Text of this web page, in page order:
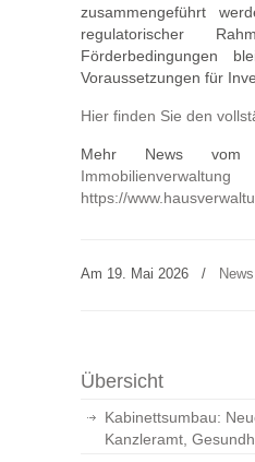
zusammengeführt
regulatorischer
Förderbedingungen
Voraussetzungen für
Hier finden Sie den
Mehr News
Immobilienverwaltung
https://
Am 19. Mai 2026 / News
Übersicht
Kabinettsumbau:
Kanzleramt,